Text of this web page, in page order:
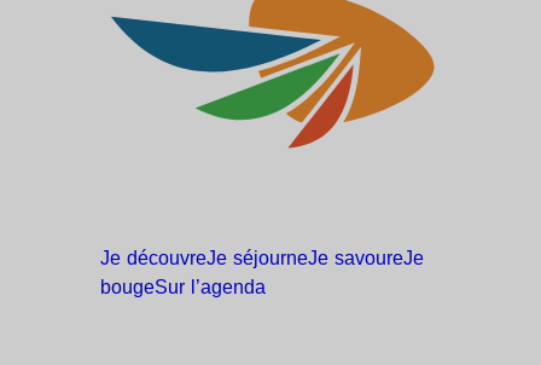
Je découvreJe séjourneJe savoureJe
bougeSur l’agenda